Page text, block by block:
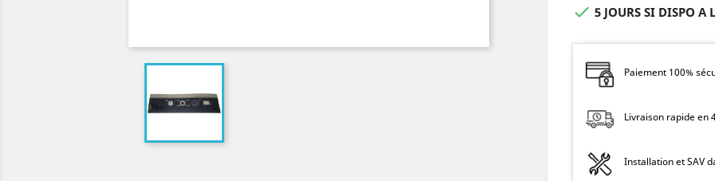
 5 JOURS SI DISPO A
Paiement 100%
Livraison rapide en
Installation et SAV